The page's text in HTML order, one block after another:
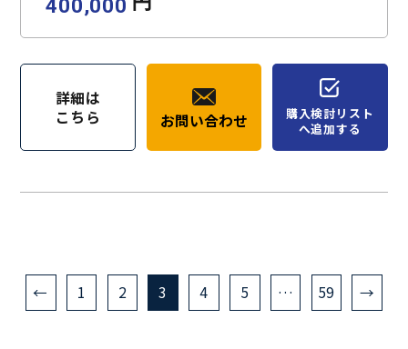
400,000
詳細は
こちら
お問い合わせ
購入検討リスト
へ追加する
← 1 2 3 4 5 … 59 →